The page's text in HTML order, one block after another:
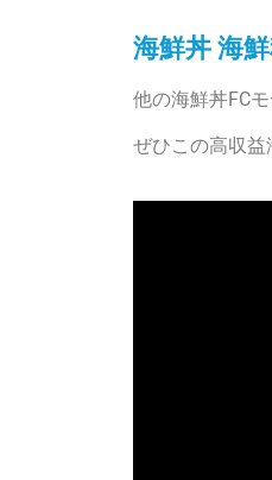
海鮮丼 海
他の海鮮丼FC
ぜひこの高収